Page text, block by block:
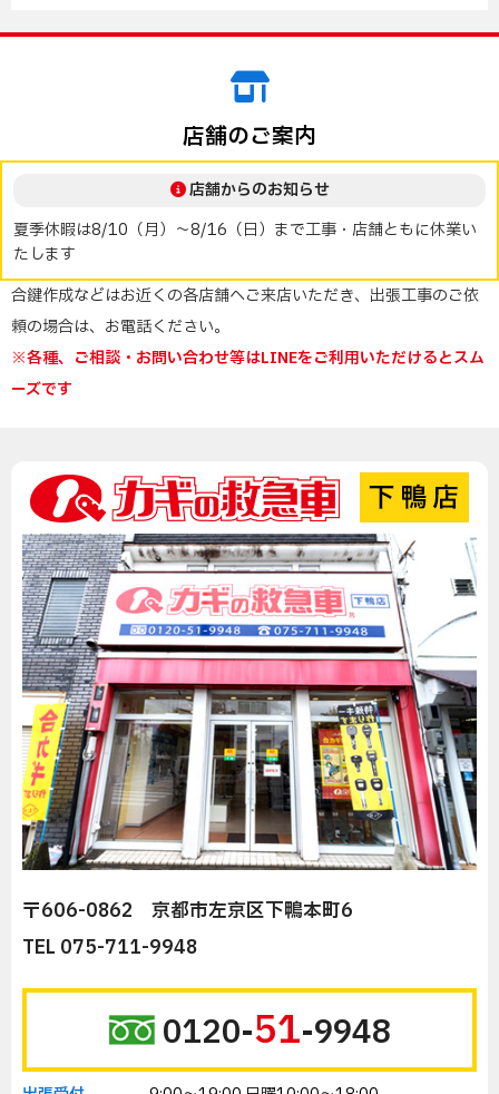
店舗のご案内
店舗からのお知らせ
夏季休暇は8/10（月）～8/16（日）まで工事・店舗ともに休業い
たします
合鍵作成などはお近くの各店舗へご来店いただき、出張工事のご依
頼の場合は、お電話ください。
※各種、ご相談・お問い合わせ等はLINEをご利用いただけるとスム
ーズです
〒606-0862 京都市左京区下鴨本町6
TEL 075-711-9948
0120-51-9948